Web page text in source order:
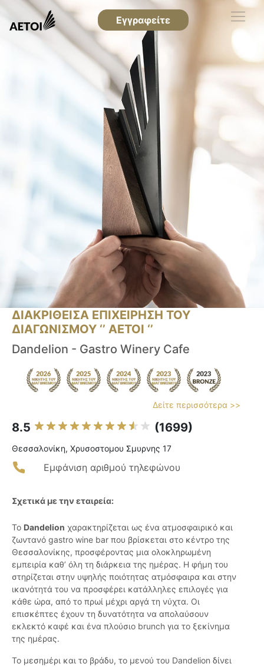
Εγγραφείτε
ΔΙΑΚΡΙΘΕΙΣΑ ΕΠΙΧΕΙΡΗΣΗ ΤΟΥ
ΔΙΑΓΩΝΙΣΜΟΥ ‘’ ΑΕΤΟΙ ‘’
Dandelion - Gastro Winery Cafe
Δείτε περισσότερα >>
8.5 (1699)
Θεσσαλονίκη, Χρυσοστομου Σμυρνης 17
Εμφάνιση αριθμού τηλεφώνου
Σχετικά με την εταιρεία:
Το Dandelion χαρακτηρίζεται ως ένα ατμοσφαιρικό και
ζωντανό gastro wine bar που βρίσκεται στο κέντρο της
Θεσσαλονίκης, προσφέροντας μια ολοκληρωμένη
εμπειρία καθ’ όλη τη διάρκεια της ημέρας. Η φήμη του
στηρίζεται στην υψηλής ποιότητας ατμόσφαιρα και στην
ικανότητά του να προσφέρει κατάλληλες επιλογές για
κάθε ώρα, από το πρωί μέχρι αργά τη νύχτα. Οι
επισκέπτες έχουν τη δυνατότητα να απολαύσουν
εκλεκτό καφέ και ένα πλούσιο brunch για το ξεκίνημα
της ημέρας.
Το μεσημέρι και το βράδυ, το μενού του Dandelion δίνει